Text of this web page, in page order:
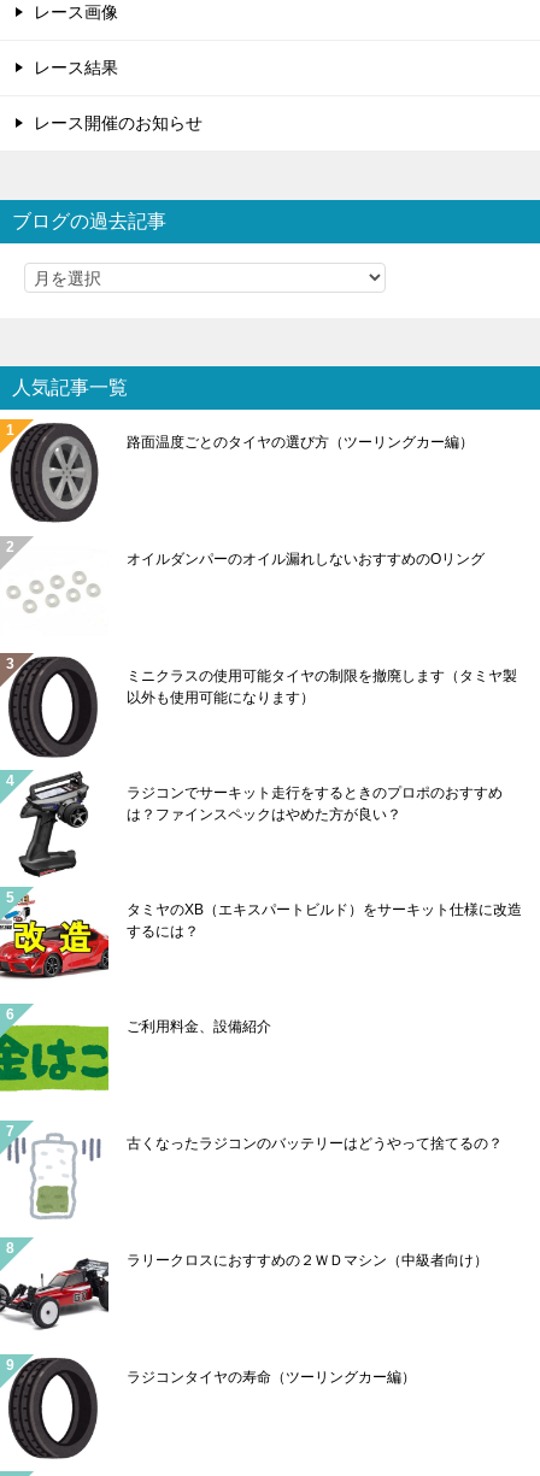
レース画像
レース結果
レース開催のお知らせ
ブログの過去記事
人気記事一覧
路面温度ごとのタイヤの選び方（ツーリングカー編）
オイルダンパーのオイル漏れしないおすすめのOリング
ミニクラスの使用可能タイヤの制限を撤廃します（タミヤ製
以外も使用可能になります）
ラジコンでサーキット走行をするときのプロポのおすすめ
は？ファインスペックはやめた方が良い？
タミヤのXB（エキスパートビルド）をサーキット仕様に改造
するには？
ご利用料金、設備紹介
古くなったラジコンのバッテリーはどうやって捨てるの？
ラリークロスにおすすめの２ＷＤマシン（中級者向け）
ラジコンタイヤの寿命（ツーリングカー編）